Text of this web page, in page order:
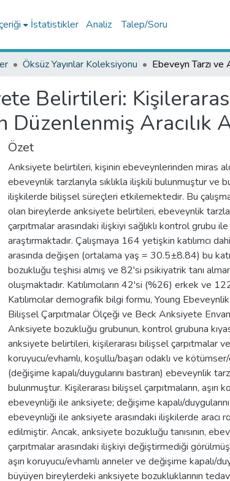
İstatistikler Analiz Talep/Soru
Öksüz Yayınlar Koleksiyonu
Belirtileri:
Aracılık
Özet
Anksiyete belirtileri, kişinin ebeveynlerinden miras
ebeveynlik tarzlarıyla sıklıkla ilişkili bulunmuştur ve
ilişkilerde bilişsel süreçleri etkilemektedir. Bu
olan bireylerde anksiyete belirtileri, ebeveynlik
çarpıtmalar arasındaki ilişkiyi sağlıklı kontrol grubu ile
araştırmaktadır. Çalışmaya 164 yetişkin katılımcı
arasında değişen (ortalama yaş = 30.5±8.84) bu
bozukluğu teşhisi almış ve 82'si psikiyatrik tanı
oluşmaktadır. Katılımcıların 42'si (%26) erkek ve
Katılımcılar demografik bilgi formu, Young
Bilişsel Çarpıtmalar Ölçeği ve Beck Anksiyete
Anksiyete bozukluğu grubunun, kontrol grubuna
anksiyete belirtileri, kişilerarası bilişsel çarpıtmalar ve
koruyucu/evhamlı, koşullu/başarı odaklı ve
(değişime kapalı/duygularını bastıran) ebeveynlik
bulunmuştur. Kişilerarası bilişsel çarpıtmaların, aşırı
ebeveynliği ile anksiyete; değişime kapalı/
ebeveynliği ile anksiyete arasındaki ilişkilerde aracı
edilmiştir. Ancak, anksiyete bozukluğu tanısının,
çarpıtmalar arasındaki ilişkiyi değiştirmediği
aşırı koruyucu/evhamlı anneler ve değişime kapalı/
büyüyen bireylerdeki anksiyete bozukluklarının